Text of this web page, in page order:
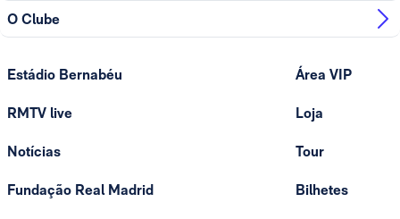
O Clube
Estádio Bernabéu
RMTV live
Notícias
Fundação Real Madrid
Área VIP
Loja
Tour
Bilhetes